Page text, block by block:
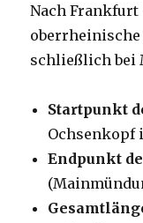
Nach
oberrheinische
schließlich bei
Startpunkt
Ochsenkopf
Endpunkt